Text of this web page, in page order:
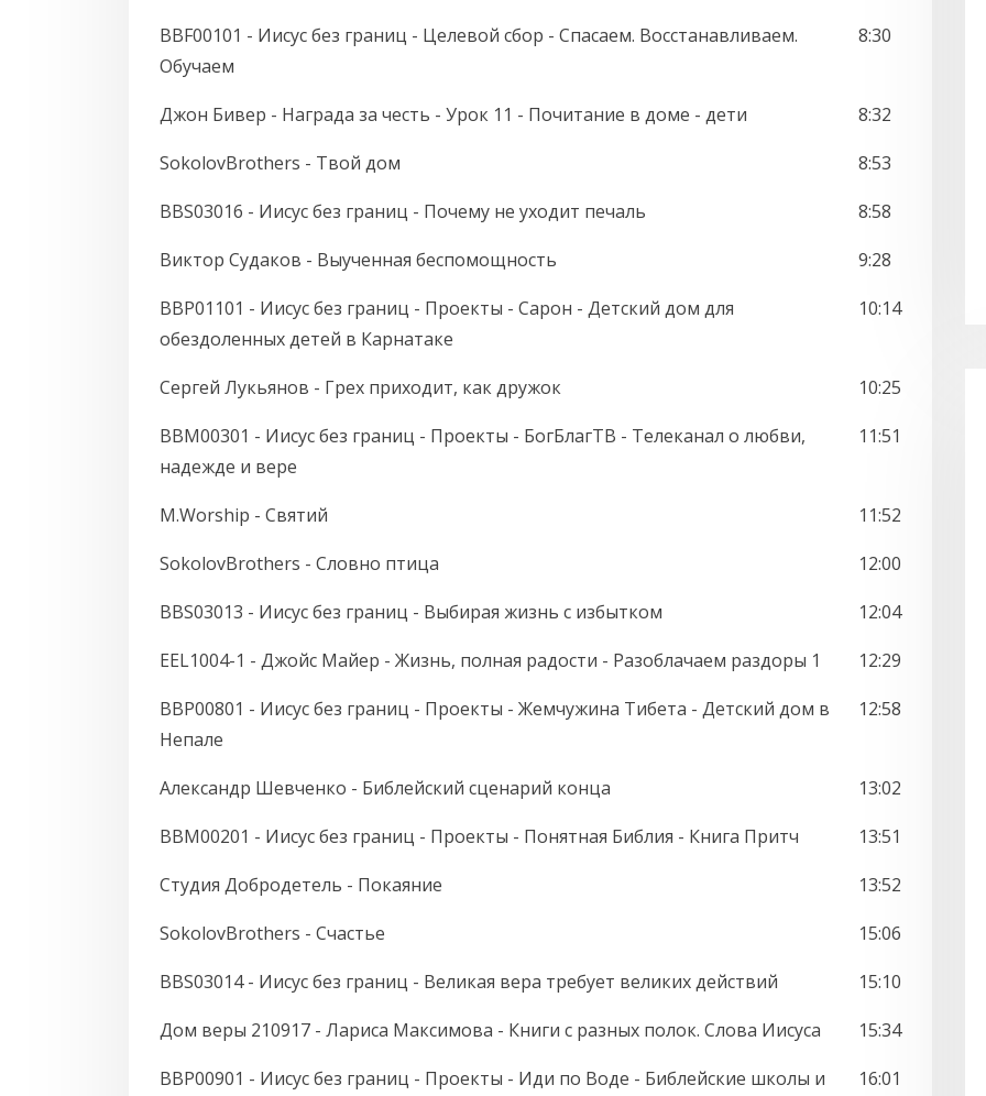
BBF00101 - Иисус без границ - Целевой сбор - Спасаем. Восстанавливаем.
Обучаем
8:30
Джон Бивер - Награда за честь - Урок 11 - Почитание в доме - дети
8:32
SokolovBrothers - Твой дом
8:53
BBS03016 - Иисус без границ - Почему не уходит печаль
8:58
Виктор Судаков - Выученная беспомощность
9:28
BBP01101 - Иисус без границ - Проекты - Сарон - Детский дом для
обездоленных детей в Карнатаке
10:14
Сергей Лукьянов - Грех приходит, как дружок
10:25
BBM00301 - Иисус без границ - Проекты - БогБлагТВ - Телеканал о любви,
надежде и вере
11:51
M.Worship - Святий
11:52
SokolovBrothers - Словно птица
12:00
BBS03013 - Иисус без границ - Выбирая жизнь с избытком
12:04
EEL1004-1 - Джойс Майер - Жизнь, полная радости - Разоблачаем раздоры 1
12:29
BBP00801 - Иисус без границ - Проекты - Жемчужина Тибета - Детский дом в
Непале
12:58
Александр Шевченко - Библейский сценарий конца
13:02
BBM00201 - Иисус без границ - Проекты - Понятная Библия - Книга Притч
13:51
Студия Добродетель - Покаяние
13:52
SokolovBrothers - Счастье
15:06
BBS03014 - Иисус без границ - Великая вера требует великих действий
15:10
Дом веры 210917 - Лариса Максимова - Книги с разных полок. Слова Иисуса
15:34
BBP00901 - Иисус без границ - Проекты - Иди по Воде - Библейские школы и
16:01